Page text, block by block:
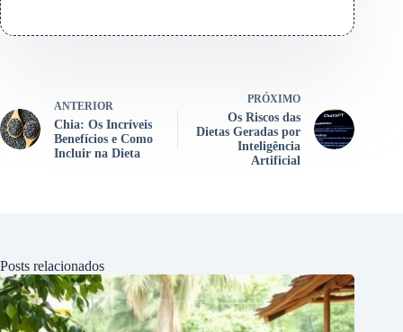
ANTERIOR
Chia: Os Incríveis
Benefícios e Como
Incluir na Dieta
PRÓXIMO
Os Riscos das
Dietas Geradas por
Inteligência
Artificial
Posts relacionados